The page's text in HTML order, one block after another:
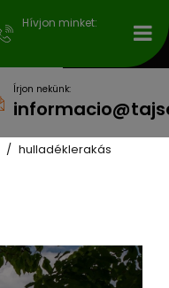
Írjon nekünk:
Hívjon minket:
hulladéklerakás